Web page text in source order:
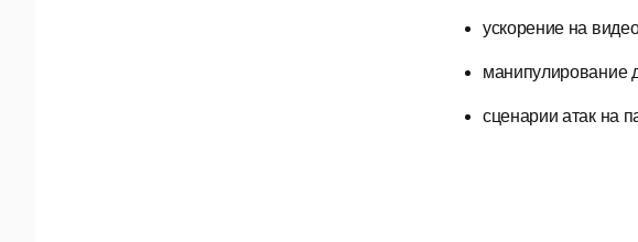
ускорение на
манипулирование
сценарии атак на